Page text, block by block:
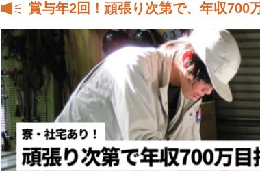
賞与年2回！頑張り次第で、年収700